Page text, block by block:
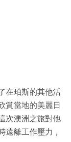
在珀斯的其他活
賞當地的美麗日
次澳洲之旅對他
遠離工作壓力，